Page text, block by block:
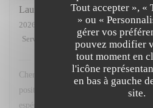
Tout accepter », «
» ou «
gérer vos
pouvez modifier
tout moment en
l'icône
en bas à gauche
site.
Laurent
2026-07-29
- 19:00 - Couverts 2
Service
Ambiance Cuisine
L'OPALE RESTAURANT a
Cher Monsieur , nous vous
positive. Votre satisfaction est au
espérons avoir le plaisir de vous